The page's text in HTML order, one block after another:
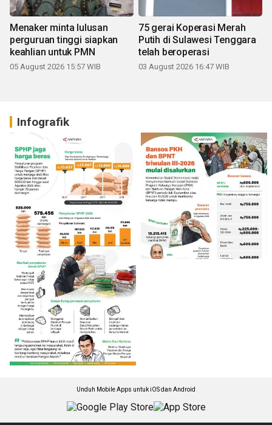
Menaker minta lulusan
perguruan tinggi siapkan
keahlian untuk PMN
05 August 2026 15:57 WIB
75 gerai Koperasi Merah
Putih di Sulawesi Tenggara
telah beroperasi
03 August 2026 16:47 WIB
Infografik
Unduh Mobile Apps untuk iOS dan Android